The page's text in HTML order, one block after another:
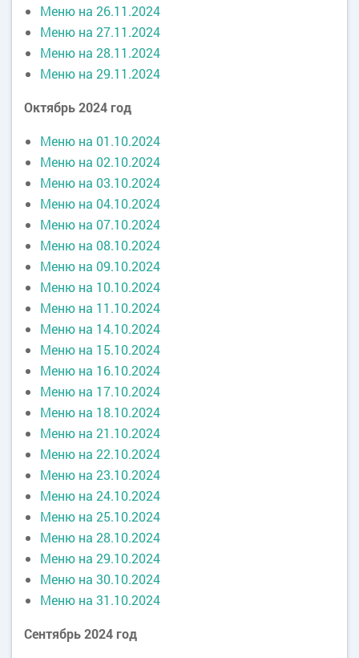
Меню на 26.11.2024
Меню на 27.11.2024
Меню на 28.11.2024
Меню на 29.11.2024
Октябрь 2024 год
Меню на 01.10.2024
Меню на 02.10.2024
Меню на 03.10.2024
Меню на 04.10.2024
Меню на 07.10.2024
Меню на 08.10.2024
Меню на 09.10.2024
Меню на 10.10.2024
Меню на 11.10.2024
Меню на 14.10.2024
Меню на 15.10.2024
Меню на 16.10.2024
Меню на 17.10.2024
Меню на 18.10.2024
Меню на 21.10.2024
Меню на 22.10.2024
Меню на 23.10.2024
Меню на 24.10.2024
Меню на 25.10.2024
Меню на 28.10.2024
Меню на 29.10.2024
Меню на 30.10.2024
Меню на 31.10.2024
Сентябрь 2024 год